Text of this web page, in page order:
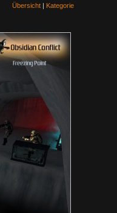
Übersicht| Kategorie